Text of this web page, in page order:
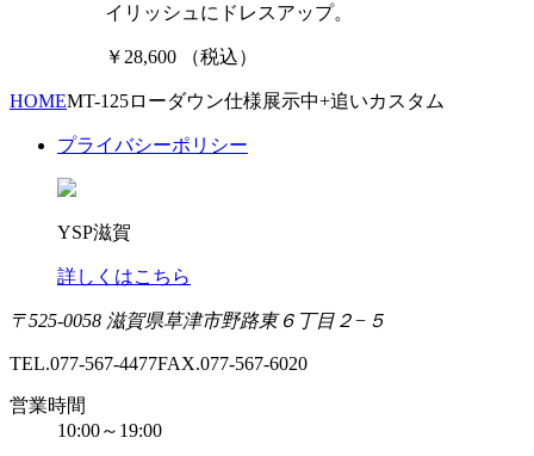
イリッシュにドレスアップ。
￥28,600 （税込）
HOMEMT-125ローダウン仕様展示中+追いカスタム
プライバシーポリシー
YSP滋賀
詳しくはこちら
〒525-0058 滋賀県草津市野路東６丁目２−５
TEL.077-567-4477FAX.077-567-6020
営業時間
10:00～19:00